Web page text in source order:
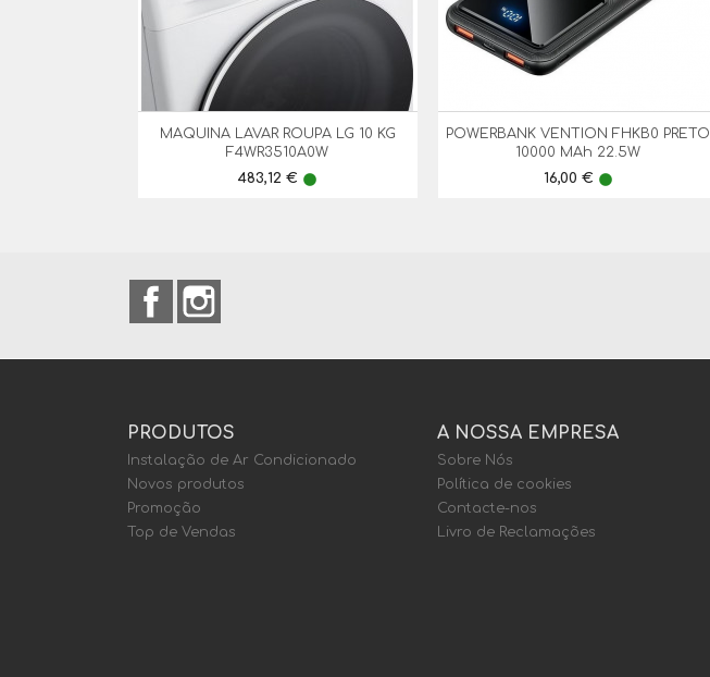
MAQUINA LAVAR ROUPA LG 10 KG
F4WR3510A0W
Preço
483,12 € lens
Vista Rápida
POWERBANK VENTION FHKB0 PRETO
10000 MAh 22.5W
Preço
16,00 € lens
Vista Rápida
Facebook
PRODUTOS
Instalação de Ar Condicionado
Novos produtos
Promoção
Top de Vendas
A NOSSA EMPRESA
Sobre Nós
Política de cookies
Contacte-nos
Livro de Reclamações